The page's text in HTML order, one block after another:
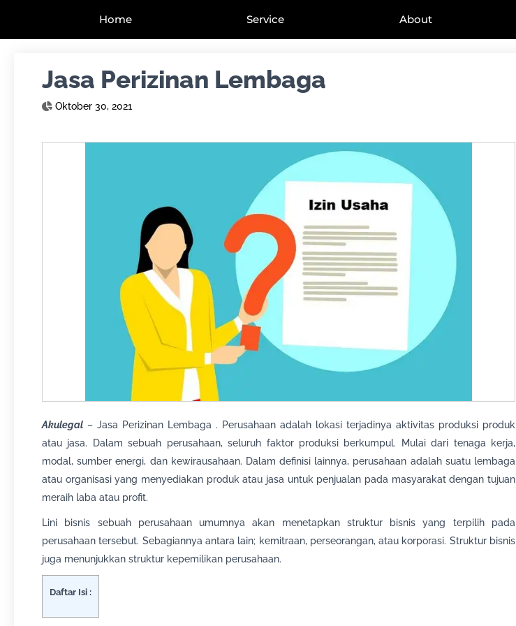
Home Service About
Jasa Perizinan Lembaga
Oktober 30, 2021
Akulegal – Jasa Perizinan Lembaga . Perusahaan adalah lokasi terjadinya aktivitas produksi produk
atau jasa. Dalam sebuah perusahaan, seluruh faktor produksi berkumpul. Mulai dari tenaga kerja,
modal, sumber energi, dan kewirausahaan. Dalam definisi lainnya, perusahaan adalah suatu lembaga
atau organisasi yang menyediakan produk atau jasa untuk penjualan pada masyarakat dengan tujuan
meraih laba atau profit.
Lini bisnis sebuah perusahaan umumnya akan menetapkan struktur bisnis yang terpilih pada
perusahaan tersebut. Sebagiannya antara lain; kemitraan, perseorangan, atau korporasi. Struktur bisnis
juga menunjukkan struktur kepemilikan perusahaan.
Daftar Isi :